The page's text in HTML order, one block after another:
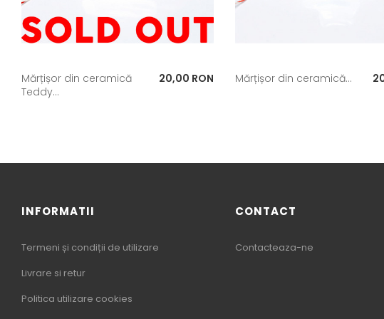
Mărțișor din ceramică
Teddy...
Pret
20,00 RON Mărțișor din ceramică...
INFORMATII
Termeni și condiții de utilizare
Livrare si retur
Politica utilizare cookies
CONTACT
Contacteaza-ne